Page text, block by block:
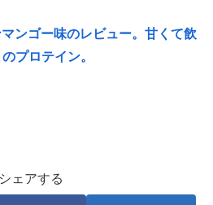
ンゴー味のレビュー。甘くて飲
プロテイン。
シェアする